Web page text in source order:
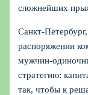
сложнейших
Санкт-
распоряжении
мужчин-
стратегию:
так, чтобы к